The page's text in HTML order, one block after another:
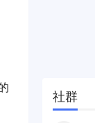
社群